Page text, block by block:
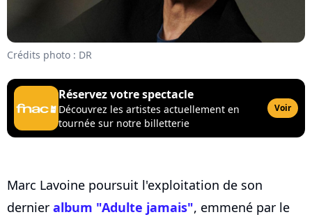
Crédits photo : DR
Réservez votre spectacle
Découvrez les artistes actuellement en
tournée sur notre billetterie
Voir
Marc Lavoine poursuit l'exploitation de son
dernier album "Adulte jamais", emmené par le